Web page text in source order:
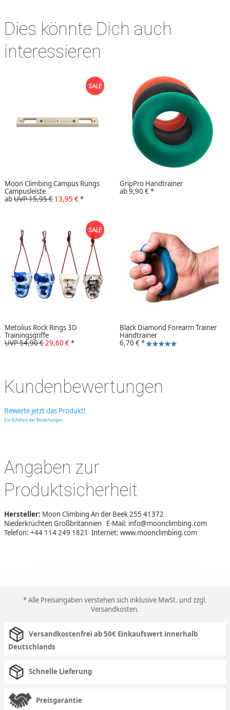
Dies könnte Dich auch
interessieren
Moon Climbing Campus Rungs
Campusleiste
abUVP 15,95 € 13,95 €*
GripPro Handtrainer
ab9,90 €*
Metolius Rock Rings 3D
Trainingsgriffe
UVP 54,90 €29,60 €*
Black Diamond Forearm Trainer
Handtrainer
6,70 €*
Kundenbewertungen
Bewerte jetzt das Produkt!
Zur Echtheit der Bewertungen
Angaben zur
Produktsicherheit
Hersteller: Moon Climbing An der Beek 255 41372
Niederkrüchten Großbritannien E-Mail: info@moonclimbing.com
Telefon: +44 114 249 1821 Internet: www.moonclimbing.com
* Alle Preisangaben verstehen sich inklusive MwSt. und zzgl.
Versandkosten.
Versandkostenfrei ab 50€ Einkaufswert innerhalb
Deutschlands
Schnelle Lieferung
Preisgarantie